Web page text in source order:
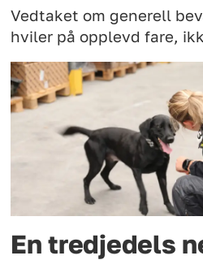
Vedtaket om generell
hviler på opplevd fare,
En tredjedels